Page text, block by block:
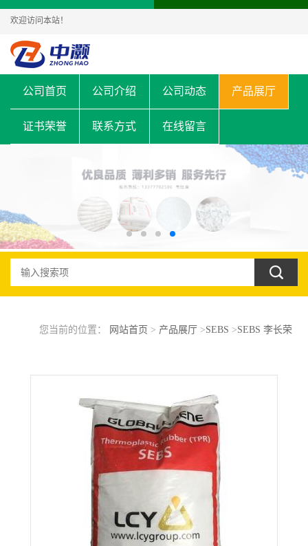
欢迎访问本站！
公司首页 公司介绍 公司动态 产品展厅
证书荣誉 联系方式 在线留言
您当前的位置： 网站首页 > 产品展厅>SEBS >SEBS 李长荣